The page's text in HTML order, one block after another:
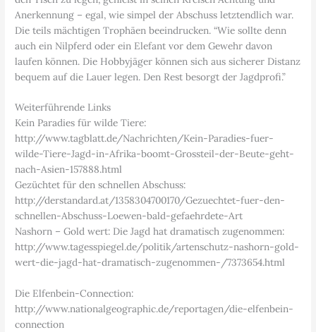
Anerkennung – egal, wie simpel der Abschuss letztendlich war.
Die teils mächtigen Trophäen beeindrucken. “Wie sollte denn
auch ein Nilpferd oder ein Elefant vor dem Gewehr davon
laufen können. Die Hobbyjäger können sich aus sicherer Distanz
bequem auf die Lauer legen. Den Rest besorgt der Jagdprofi.”
Weiterführende Links
Kein Paradies für wilde Tiere:
http://www.tagblatt.de/Nachrichten/Kein-Paradies-fuer-
wilde-Tiere-Jagd-in-Afrika-boomt-Grossteil-der-Beute-geht-
nach-Asien-157888.html
Gezüchtet für den schnellen Abschuss:
http://derstandard.at/1358304700170/Gezuechtet-fuer-den-
schnellen-Abschuss-Loewen-bald-gefaehrdete-Art
Nashorn – Gold wert: Die Jagd hat dramatisch zugenommen:
http://www.tagesspiegel.de/politik/artenschutz-nashorn-gold-
wert-die-jagd-hat-dramatisch-zugenommen-/7373654.html
Die Elfenbein-Connection:
http://www.nationalgeographic.de/reportagen/die-elfenbein-
connection